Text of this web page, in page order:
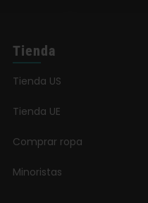
Tienda
Tienda US
Tienda UE
Comprar ropa
Minoristas